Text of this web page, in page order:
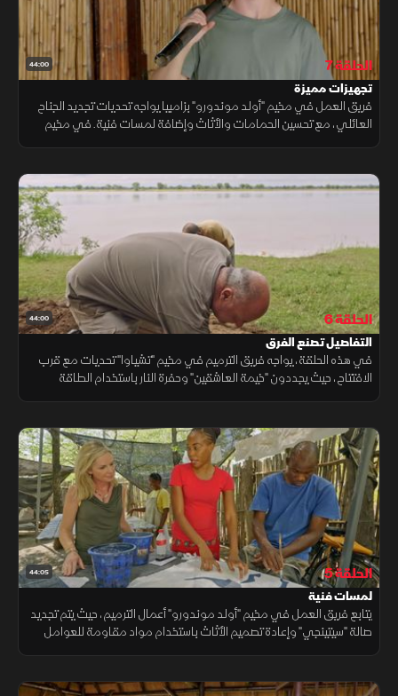
44:00 الحلقة 7
تجهيزات مميزة
فريق العمل في مخيم "أولد موندورو" بزامبيا يواجه تحديات تجديد الجناح
العائلي، مع تحسين الحمامات والأثاث وإضافة لمسات فنية. في مخيم
7 للافتتاح
44:00 الحلقة 6
التفاصيل تصنع الفرق
في هذه الحلقة، يواجه فريق الترميم في مخيم "تشياوا" تحديات مع قرب
الافتتاح، حيث يجددون "خيمة العاشقين" وحفرة النار باستخدام الطاقة
44:05 الحلقة 5
لمسات فنية
يتابع فريق العمل في مخيم "أولد موندورو" أعمال الترميم، حيث يتم تجديد
صالة "سيتينجي" وإعادة تصميم الأثاث باستخدام مواد مقاومة للعوامل